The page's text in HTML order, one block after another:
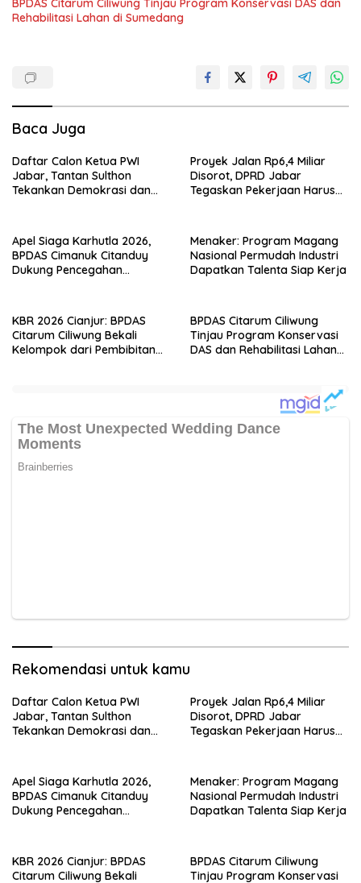
BPDAS Citarum Ciliwung Tinjau Program Konservasi DAS dan
Rehabilitasi Lahan di Sumedang
Baca Juga
Daftar Calon Ketua PWI
Jabar, Tantan Sulthon
Tekankan Demokrasi dan
Proyek Jalan Rp6,4 Miliar
Disorot, DPRD Jabar
Tegaskan Pekerjaan Harus
Apel Siaga Karhutla 2026,
BPDAS Cimanuk Citanduy
Dukung Pencegahan
Menaker: Program Magang
Nasional Permudah Industri
Dapatkan Talenta Siap Kerja
KBR 2026 Cianjur: BPDAS
Citarum Ciliwung Bekali
Kelompok dari Pembibitan
BPDAS Citarum Ciliwung
Tinjau Program Konservasi
DAS dan Rehabilitasi Lahan
Rekomendasi untuk kamu
Daftar Calon Ketua PWI
Jabar, Tantan Sulthon
Tekankan Demokrasi dan
Proyek Jalan Rp6,4 Miliar
Disorot, DPRD Jabar
Tegaskan Pekerjaan Harus
Apel Siaga Karhutla 2026,
BPDAS Cimanuk Citanduy
Dukung Pencegahan
Menaker: Program Magang
Nasional Permudah Industri
Dapatkan Talenta Siap Kerja
KBR 2026 Cianjur: BPDAS
Citarum Ciliwung Bekali
BPDAS Citarum Ciliwung
Tinjau Program Konservasi